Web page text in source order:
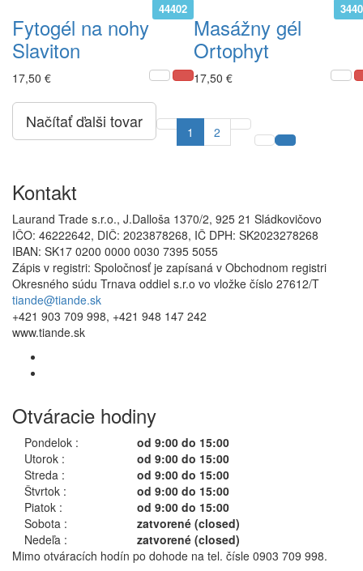
44402
Fytogél na nohy
Slaviton
17,50 €
Masážny gél
Ortophyt
17,50 €
Načítať ďalši tovar
1 2
Kontakt
Laurand Trade s.r.o., J.Dalloša 1370/2, 925 21 Sládkovičovo
IČO: 46222642, DIČ: 2023878268, IČ DPH: SK2023278268
IBAN: SK17 0200 0000 0030 7395 5055
Zápis v registri: Spoločnosť je zapísaná v Obchodnom registri
Okresného súdu Trnava oddiel s.r.o vo vložke číslo 27612/T
tiande@tiande.sk
+421 903 709 998, +421 948 147 242
www.tiande.sk
Otváracie hodiny
Pondelok :
od 9:00 do 15:00
Utorok :
od 9:00 do 15:00
Streda :
od 9:00 do 15:00
Štvrtok :
od 9:00 do 15:00
Piatok :
od 9:00 do 15:00
Sobota :
zatvorené (closed)
Nedeľa :
zatvorené (closed)
Mimo otváracích hodín po dohode na tel. čísle 0903 709 998.